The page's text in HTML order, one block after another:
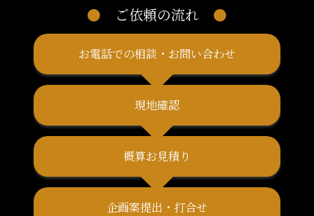
ご依頼の流れ
お電話での相談・お問い合わせ
現地確認
概算お見積り
企画案提出・打合せ